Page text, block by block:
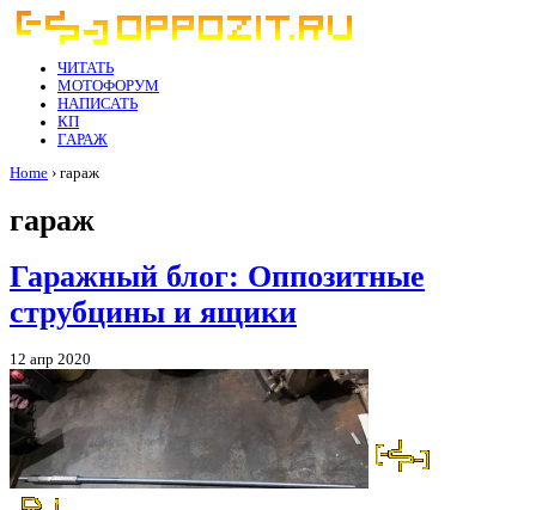
ЧИТАТЬ
МОТОФОРУМ
НАПИСАТЬ
КП
ГАРАЖ
Home › гараж
гараж
Гаражный блог: Оппозитные
струбцины и ящики
12 апр 2020